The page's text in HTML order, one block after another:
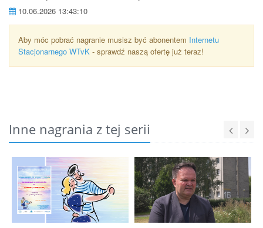
10.06.2026 13:43:10
Aby móc pobrać nagranie musisz być abonentem Internetu
Stacjonarnego WTvK - sprawdź naszą ofertę już teraz!
Inne nagrania z tej serii